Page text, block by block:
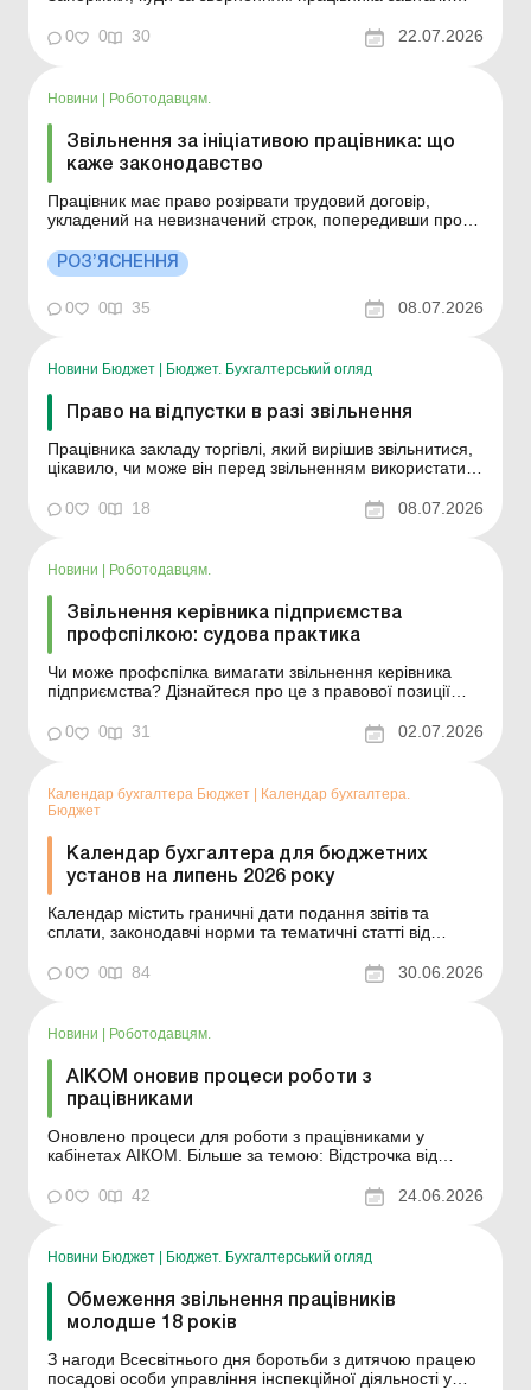
Запорізькій області. Вони роз’яснили, що, відповідно до
пункту 6 частини 1 статті 41 Кодексу законів про працю
0 0 30 22.07.2026
Новини | Роботодавцям.
Звільнення за ініціативою працівника: що
каже законодавство
Працівник має право розірвати трудовий договір,
укладений на невизначений строк, попередивши про
за два тижні: чи так це під час воєнного стану? Більше
за темою: Оформлення трудових відносин в
електронній формі: експериментальний проєкт
Невикор...
РОЗ’ЯСНЕННЯ
0 0 35 08.07.2026
Новини Бюджет Бюджет. Бухгалтерський огляд
Право на відпустки в разі звільнення
Працівника закладу торгівлі, який вирішив звільнитися,
цікавило, чи може він перед звільненням використати
інспекційної діяльності у Запорізькій області роз’яснив,
що, відповідно до статті 3 Закону України «Про
0 0 18 08.07.2026
Новини Роботодавцям.
Звільнення керівника підприємства
профспілкою: судова практика
Чи може профспілка вимагати звільнення керівника
підприємства? Дізнайтеся про це з правової позиції
службових авто в «ризикових» операціях: як захистися
0 0 31 02.07.2026
Календар бухгалтера Бюджет | Календар бухгалтера.
Бюджет
Календар бухгалтера для бюджетних
установ на липень 2026 року
Календар містить граничні дати подання звітів та
сплати, законодавчі норми та тематичні статті від
звітність – СЗ; податкова звітність – ПЗ; інша звітність –
0 0 84 30.06.2026
Новини | Роботодавцям.
АІКОМ оновив процеси роботи з
працівниками
Оновлено процеси для роботи з працівниками у
кабінетах АІКОМ. Більше за темою: Відстрочка від
практиці Відстрочка від призову на військову службу під
час мобілізації Оновлено процеси для роботи з
0 0 42 24.06.2026
Новини Бюджет Бюджет. Бухгалтерський огляд
Обмеження звільнення працівників
молодше 18 років
З нагоди Всесвітнього дня боротьби з дитячою працею
посадові особи управління інспекційної діяльності у